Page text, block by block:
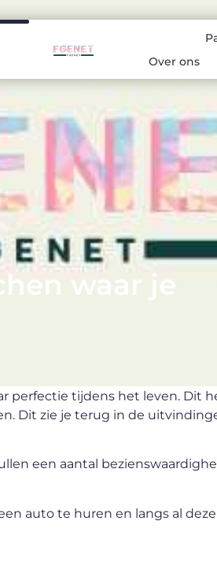
Over ons
waar je
perfectie tijdens het leven. Dit
Dit zie je terug in de
een aantal
auto te huren en langs al